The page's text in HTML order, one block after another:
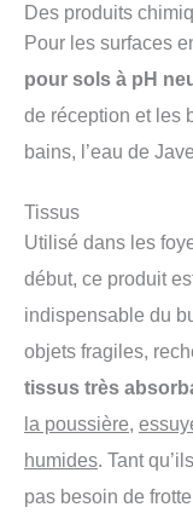
Des produits
Pour les surfaces
pour sols à pH
de réception et les
bains, l’eau de
Tissus
Utilisé dans les
début, ce produit
indispensable du
objets fragiles,
tissus très
la poussière,
humides. Tant
pas besoin de